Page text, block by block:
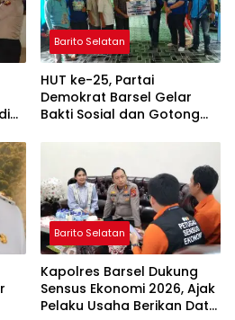
Barito Selatan
HUT ke-25, Partai
Demokrat Barsel Gelar
Bakti Sosial dan Gotong
Ashfiya
Barito Selatan
Kapolres Barsel Dukung
Sensus Ekonomi 2026, Ajak
Pelaku Usaha Berikan Data